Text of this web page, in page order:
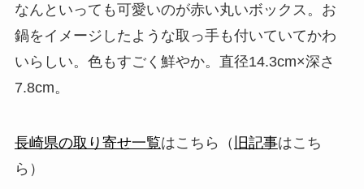
なんといっても可愛いのが赤い丸いボックス。お
鍋をイメージしたような取っ手も付いていてかわ
いらしい。色もすごく鮮やか。直径14.3cm×深さ
7.8cm。
長崎県の取り寄せ一覧はこちら（ 旧記事はこち
ら）